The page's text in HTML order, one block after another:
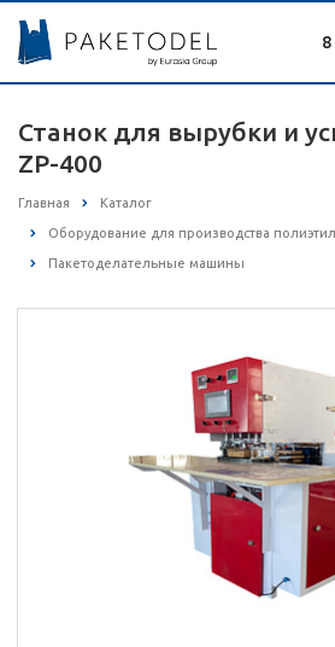
Станок для вырубки и
ZP-400
Главная Каталог
Оборудование для производства
Пакетоделательные машины